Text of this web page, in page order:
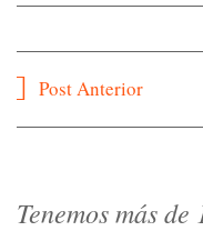
Navegación
Post Anterior
Tenemos más